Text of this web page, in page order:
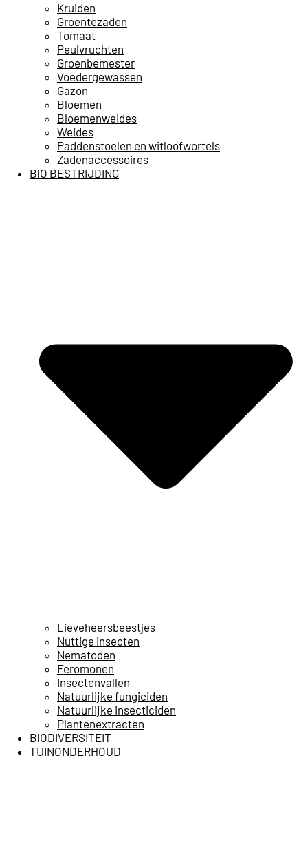
Kruiden
Groentezaden
Tomaat
Peulvruchten
Groenbemester
Voedergewassen
Gazon
Bloemen
Bloemenweides
Weides
Paddenstoelen en witloofwortels
Zadenaccessoires
BIO BESTRIJDING
Lieveheersbeestjes
Nuttige insecten
Nematoden
Feromonen
Insectenvallen
Natuurlijke fungiciden
Natuurlijke insecticiden
Plantenextracten
BIODIVERSITEIT
TUINONDERHOUD